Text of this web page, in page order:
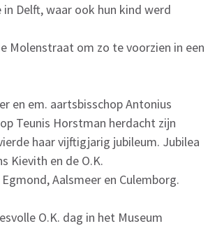
Delft, waar ook hun kind werd
Molenstraat om zo te voorzien in een
en em. aartsbisschop Antonius
Teunis Horstman herdacht zijn
haar vijftigjarig jubileum. Jubilea
Kievith en de O.K.
Aalsmeer en Culemborg.
O.K. dag in het Museum